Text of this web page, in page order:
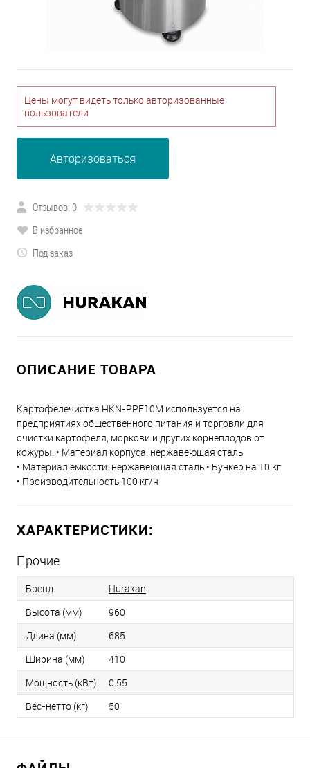
Цены могут видеть только авторизованные
пользователи
Авторизоваться
Отзывов: 0
В избранное
Под заказ
ОПИСАНИЕ ТОВАРА
Картофелечистка HKN-PPF10M используется на
предприятиях общественного питания и торговли для
очистки картофеля, моркови и других корнеплодов от
кожуры. • Материал корпуса: нержавеющая сталь
• Материал емкости: нержавеющая сталь • Бункер на 10 кг
• Производительность 100 кг/ч
ХАРАКТЕРИСТИКИ:
Прочие
Бренд
Hurakan
Высота (мм)
960
Длина (мм)
685
Ширина (мм)
410
Мощность (кВт)
0.55
Вес-нетто (кг)
50